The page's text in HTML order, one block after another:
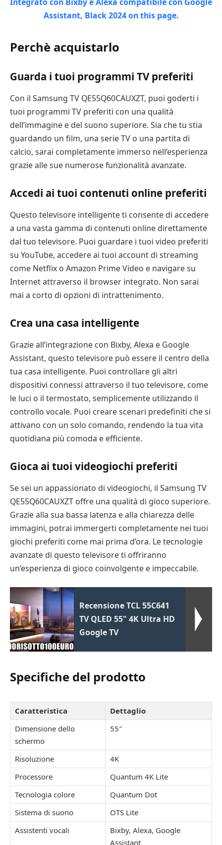
Perchè acquistarlo
Guarda i tuoi programmi TV preferiti
Con il Samsung TV QE55Q60CAUXZT, puoi goderti i
tuoi programmi TV preferiti con una qualità
dell’immagine e del suono superiore. Sia che tu stia
guardando un film, una serie TV o una partita di
calcio, sarai completamente immerso nell’esperienza
grazie alle sue numerose funzionalità avanzate.
Accedi ai tuoi contenuti online preferiti
Questo televisore intelligente ti consente di accedere
a una vasta gamma di contenuti online direttamente
dal tuo televisore. Puoi guardare i tuoi video preferiti
su YouTube, accedere ai tuoi account di streaming
come Netflix o Amazon Prime Video e navigare su
Internet attraverso il browser integrato. Non sarai
mai a corto di opzioni di intrattenimento.
Crea una casa intelligente
Grazie all’integrazione con Bixby, Alexa e Google
Assistant, questo televisore può essere il centro della
tua casa intelligente. Puoi controllare gli altri
dispositivi connessi attraverso il tuo televisore, come
le luci o il termostato, semplicemente utilizzando il
controllo vocale. Puoi creare scenari predefiniti che si
attivano con un solo comando, rendendo la tua vita
quotidiana più comoda e efficiente.
Gioca ai tuoi videogiochi preferiti
Se sei un appassionato di videogiochi, il Samsung TV
QE55Q60CAUXZT offre una qualità di gioco superiore.
Grazie alla sua bassa latenza e alla chiarezza delle
immagini, potrai immergerti completamente nei tuoi
giochi preferiti come mai prima d’ora. Le tecnologie
avanzate di questo televisore ti offriranno
un’esperienza di gioco coinvolgente e impeccabile.
Recensione TCL 55C641
TV QLED 55" 4K Ultra HD
Google TV
Specifiche del prodotto
Caratteristica
Dettaglio
Dimensione dello
schermo
55″
Risoluzione
4K
Processore
Quantum 4K Lite
Tecnologia colore
Quantum Dot
Sistema di suono
OTS Lite
Assistenti vocali
Bixby, Alexa, Google
Assistant